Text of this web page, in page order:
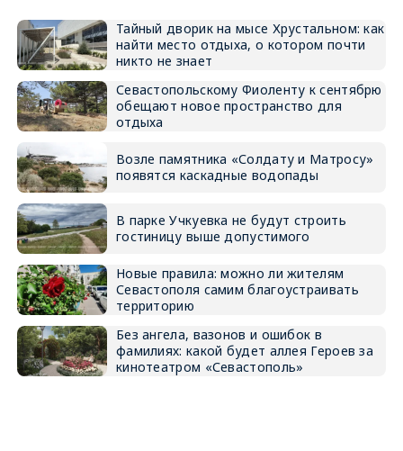
Тайный дворик на мысе Хрустальном: как
найти место отдыха, о котором почти
никто не знает
Севастопольскому Фиоленту к сентябрю
обещают новое пространство для
отдыха
Возле памятника «Солдату и Матросу»
появятся каскадные водопады
В парке Учкуевка не будут строить
гостиницу выше допустимого
Новые правила: можно ли жителям
Севастополя самим благоустраивать
территорию
Без ангела, вазонов и ошибок в
фамилиях: какой будет аллея Героев за
кинотеатром «Севастополь»